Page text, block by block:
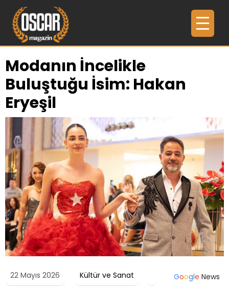
Modanın İncelikle
Buluştuğu İsim: Hakan
Eryeşil
22 Mayıs 2026 Kültür ve Sanat Google News